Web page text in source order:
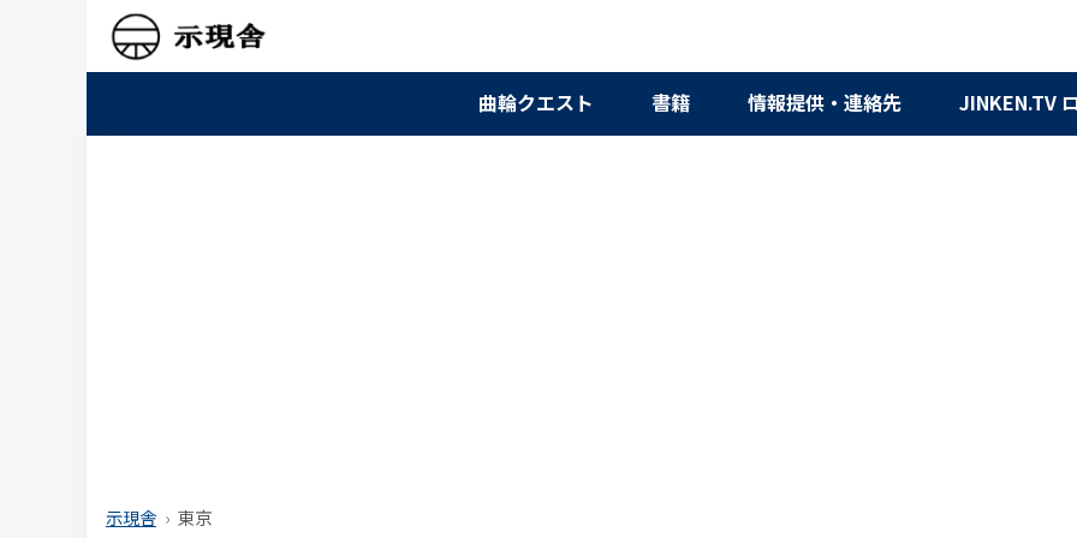
曲輪クエスト 書籍 情報提供・連絡先 JINKEN.TV
示現舎 東京